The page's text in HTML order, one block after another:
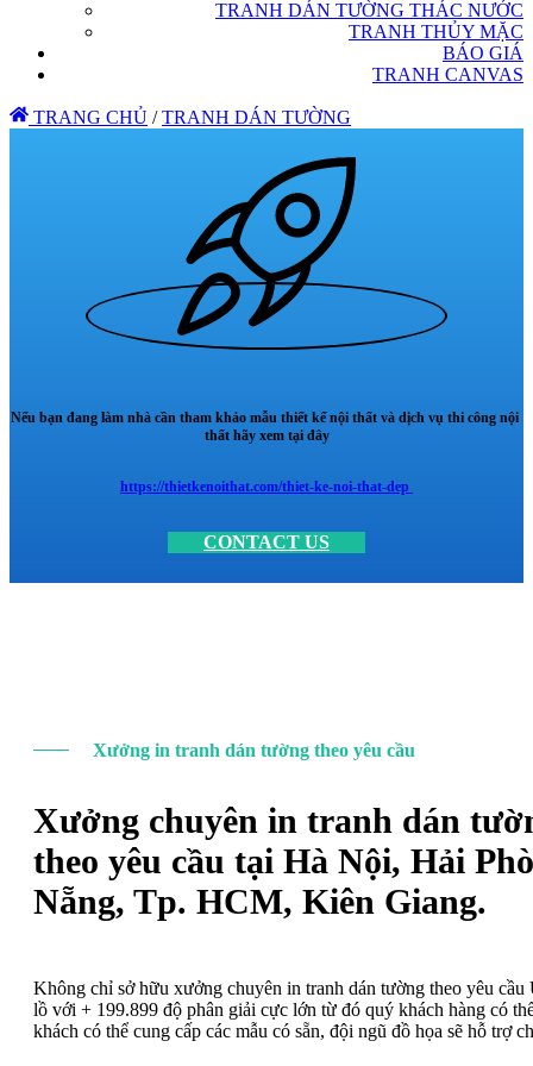
TRANH DÁN TƯỜNG THÁC NƯỚC
TRANH THỦY MẶC
BÁO GIÁ
TRANH CANVAS
TRANG CHỦ / TRANH DÁN TƯỜNG
Nếu bạn đang làm nhà cần tham khảo mẫu thiết kế nội thất và dịch vụ thi công nội
thất hãy xem tại đây
https://thietkenoithat.com/thiet-ke-noi-that-dep
CONTACT US
Xưởng in tranh dán tường theo yêu cầu
Xưởng chuyên in tranh dán
theo yêu cầu tại Hà Nội, Hải
Nẵng, Tp. HCM, Kiên Giang.
Không chỉ sở hữu xưởng chuyên in tranh dán tường theo yêu
lồ với + 199.899 độ phân giải cực lớn từ đó quý khách hàng có
khách có thể cung cấp các mẫu có sẵn, đội ngũ đồ họa sẽ hỗ trợ